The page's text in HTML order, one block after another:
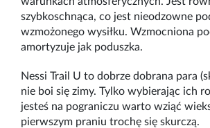
szybkoschnąca, co jest nieodzowne
wzmożonego wysiłku. Wzmocniona
amortyzuje jak poduszka.
Nessi Trail U to dobrze dobrana para
nie boi się zimy. Tylko wybierając ich
jesteś na pograniczu warto wziąć
pierwszym praniu trochę się skurczą.